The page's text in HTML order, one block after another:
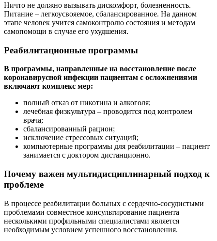
Ничто не должно вызывать дискомфорт, болезненность.
Питание – легкоусвояемое, сбалансированное. На данном
этапе человек учится самоконтролю состояния и методам
самопомощи в случае его ухудшения.
Реабилитационные программы
В программы, направленные на восстановление после
коронавирусной инфекции пациентам с осложнениями
включают комплекс мер:
полный отказ от никотина и алкоголя;
лечебная физкультура – проводится под контролем
врача;
сбалансированный рацион;
исключение стрессовых ситуаций;
компьютерные программы для реабилитации – пациент
занимается с доктором дистанционно.
Почему важен мультидисциплинарный подход к
проблеме
В процессе реабилитации больных с сердечно-сосудистыми
проблемами совместное консультирование пациента
несколькими профильными специалистами является
необходимым условием успешного восстановления.